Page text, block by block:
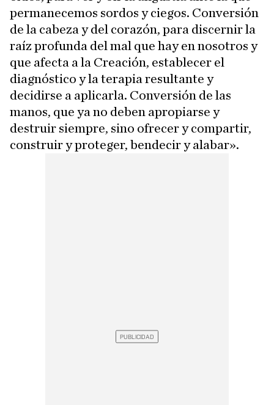
permanecemos sordos y ciegos. Conversión
de la cabeza y del corazón, para discernir la
raíz profunda del mal que hay en nosotros y
que afecta a la Creación, establecer el
diagnóstico y la terapia resultante y
decidirse a aplicarla. Conversión de las
manos, que ya no deben apropiarse y
destruir siempre, sino ofrecer y compartir,
construir y proteger, bendecir y alabar».